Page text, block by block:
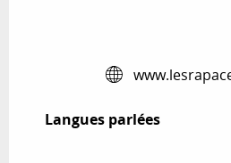
Langues parlées
Langues parlées